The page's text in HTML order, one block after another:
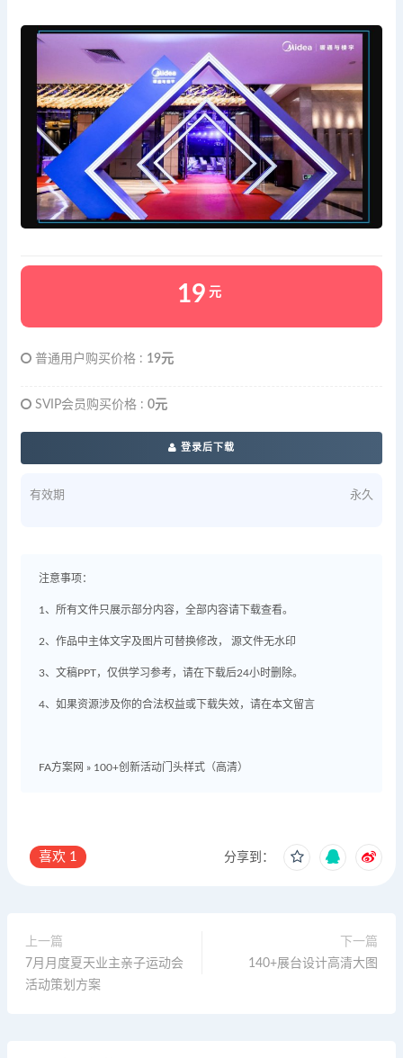
19 元
普通用户购买价格 : 19元
SVIP会员购买价格 : 0元
登录后下载
有效期 永久
注意事项：
1、所有文件只展示部分内容，全部内容请下载查看。
2、作品中主体文字及图片可替换修改， 源文件无水印
3、文稿PPT，仅供学习参考，请在下载后24小时删除。
4、如果资源涉及你的合法权益或下载失效，请在本文留言
FA方案网 » 100+创新活动门头样式（高清）
喜欢 1 分享到：
上一篇
7月月度夏天业主亲子运动会
活动策划方案
下一篇
140+展台设计高清大图